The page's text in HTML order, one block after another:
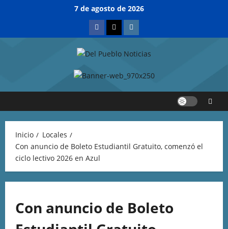
7 de agosto de 2026
Inicio
Locales
Con anuncio de Boleto Estudiantil Gratuito, comenzó el
ciclo lectivo 2026 en Azul
Con anuncio de Boleto